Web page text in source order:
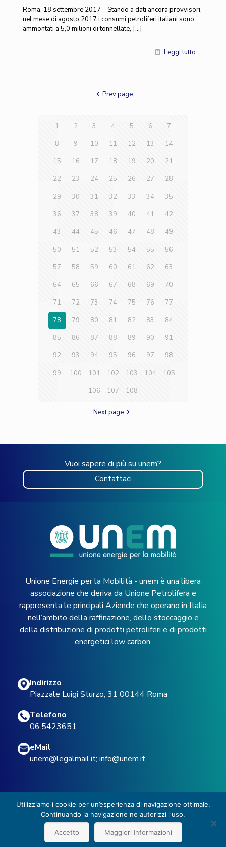
Roma, 18 settembre 2017 – Stando a dati ancora provvisori,
nel mese di agosto 2017 i consumi petroliferi italiani sono
ammontati a 5,0 milioni di tonnellate, […]
Leggi tutto
Prev page
1 2 3 4 5 6
7
8
9 10 11 12 13
14
15
16 17 18 19 20
21
22
23 24 25 26 27
28
29
30 31 32 33 34
35
36
37 38 39 40 41
42
43
44 45 46 47 48
49
50
51 52 53 54 55
56
57
58 59 60 61 62
63
64
65 66 67 68 69
70
71
72 73 74 75 76
77
78
79 80 81 82 83
84
85
86 87 88 89 90
91
92
93 94 95 96 97
98
99
100 101 102 103 104
105
106
107 108
Next page
Vuoi sapere di più su unem?
Contattaci
Unione Energie per la Mobilità - unem è una libera
associazione che deriva da Unione Petrolifera e
rappresenta le principali Aziende che operano in Italia
nell’ambito della raffinazione, dello stoccaggio e
della distribuzione di prodotti petroliferi e di prodotti
energetici low carbon.
Indirizzo
Piazzale Luigi Sturzo, 31 00144 Roma
Telefono
06.5423651
eMail
unem@legalmail.it; info@unem.it
© 2022 UNEM -Privacy Policy
Design with byApptoyou Group
Utilizziamo i cookie per un’esperienza di navigazione ottimale.
Continuando la navigazione ne autorizzi l'uso.
Accetto Maggiori Informazioni